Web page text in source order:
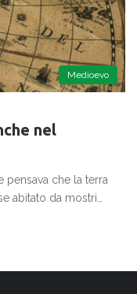
Medioevo
nel
pensava che la terra
abitato da mostri…